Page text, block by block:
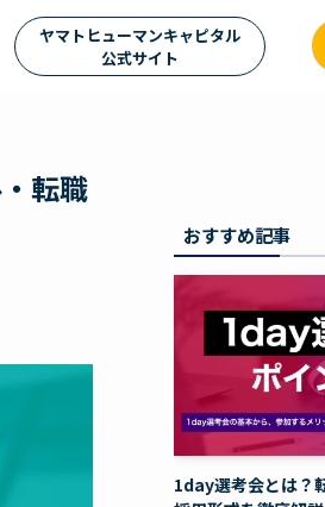
ヤマトヒューマンキャピタル
公式サイト
転職
おすすめ記事
1day選考会とは？